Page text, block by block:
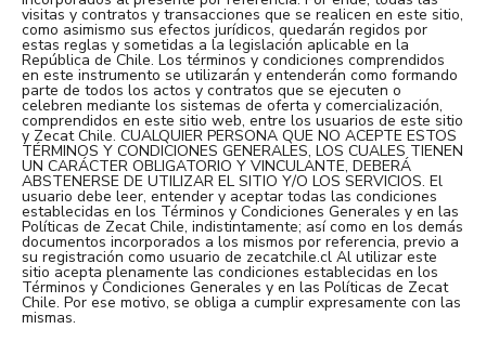
Campañas
Logo 24hs
Marcas
Catálogos
Sé partner
visitas y contratos y transacciones que se realicen en este sitio,
como asimismo sus efectos jurídicos, quedarán regidos por
estas reglas y sometidas a la legislación aplicable en la
República de Chile. Los términos y condiciones comprendidos
en este instrumento se utilizarán y entenderán como formando
parte de todos los actos y contratos que se ejecuten o
celebren mediante los sistemas de oferta y comercialización,
comprendidos en este sitio web, entre los usuarios de este sitio
y Zecat Chile. CUALQUIER PERSONA QUE NO ACEPTE ESTOS
TÉRMINOS Y CONDICIONES GENERALES, LOS CUALES TIENEN
UN CARÁCTER OBLIGATORIO Y VINCULANTE, DEBERÁ
ABSTENERSE DE UTILIZAR EL SITIO Y/O LOS SERVICIOS. El
usuario debe leer, entender y aceptar todas las condiciones
establecidas en los Términos y Condiciones Generales y en las
Políticas de Zecat Chile, indistintamente; así como en los demás
documentos incorporados a los mismos por referencia, previo a
su registración como usuario de zecatchile.cl Al utilizar este
sitio acepta plenamente las condiciones establecidas en los
Términos y Condiciones Generales y en las Políticas de Zecat
Chile. Por ese motivo, se obliga a cumplir expresamente con las
mismas.